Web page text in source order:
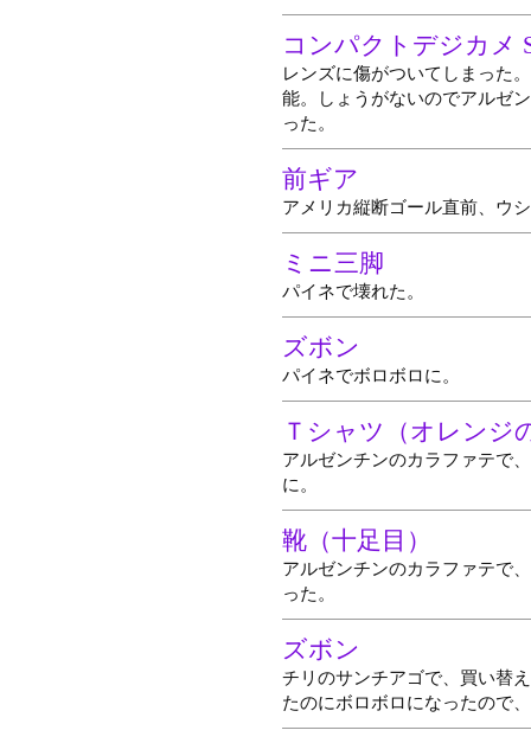
コンパクトデジカメ
レンズに傷がついてしまった
能。しょうがないのでアルゼ
った。
前ギア
アメリカ縦断ゴール直前、ウ
ミニ三脚
パイネで壊れた。
ズボン
パイネでボロボロに。
Ｔシャツ（オレンジ
アルゼンチンのカラファテで
に。
靴（十足目）
アルゼンチンのカラファテで
った。
ズボン
チリのサンチアゴで、買い替
たのにボロボロになったので